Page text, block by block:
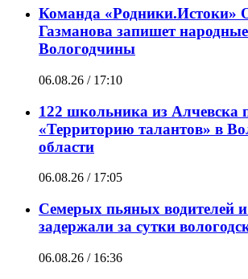
Команда «Родники.Истоки»
Газманова запишет
Вологодчины
06.08.26 / 17:10
122 школьника из Алчевска
«Территорию талантов» в
области
06.08.26 / 17:05
Семерых пьяных водителей и
задержали за сутки
06.08.26 / 16:36